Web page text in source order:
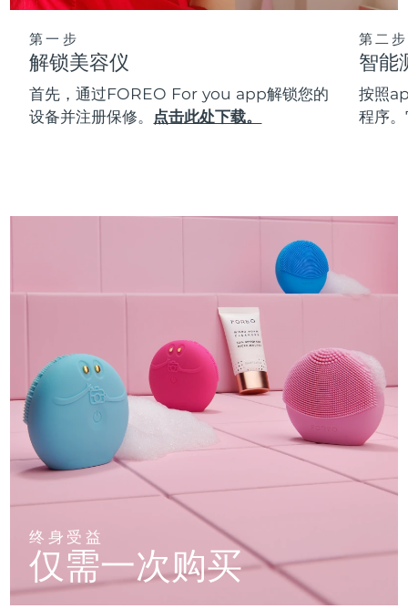
第一步
解锁美容仪
首先，通过FOREO For you app解锁您的
设备并注册保修。 点击此处下载。
第二步
智能
按照
程序
终身受益
仅需一次购买